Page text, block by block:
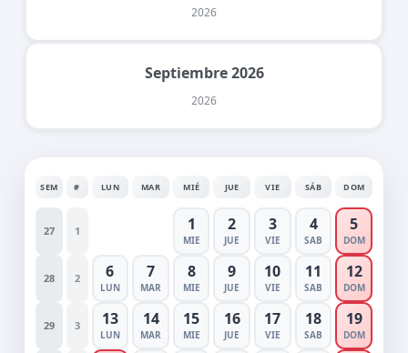
2026
Septiembre 2026
2026
SEM # LUN MAR MIÉ JUE VIE SÁB DOM
27 1 1
MIE
2
JUE
3
VIE
4
SAB
5
DOM
28 2 6
LUN
7
MAR
8
MIE
9
JUE
10
VIE
11
SAB
12
DOM
29 3 13
LUN
14
MAR
15
MIE
16
JUE
17
VIE
18
SAB
19
DOM